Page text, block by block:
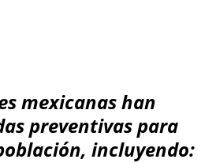
mexicanas han
preventivas para
incluyendo: